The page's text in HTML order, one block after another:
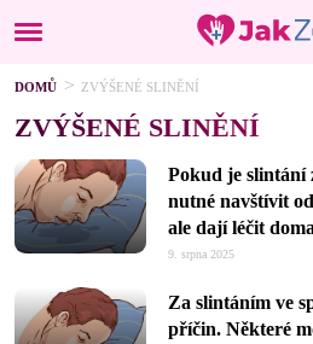
DOMŮ ZVÝŠENÉ SLINĚNÍ
ZVÝŠENÉ SLINĚNÍ
Pokud je slintání
nutné navštívit
ale dají léčit doma
9. srpna 2025
Za slintáním ve
příčin. Některé